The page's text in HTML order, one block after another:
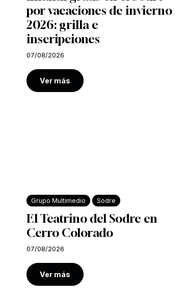
por vacaciones de invierno
2026: grilla e
inscripciones
07/08/2026
Ver más
Grupo Multimedio Sodre
El Teatrino del Sodre en
Cerro Colorado
07/08/2026
Ver más